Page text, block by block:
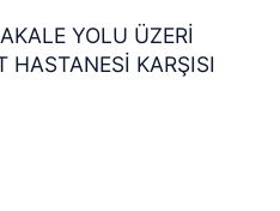
YOLU ÜZERİ
HASTANESİ KARŞISI